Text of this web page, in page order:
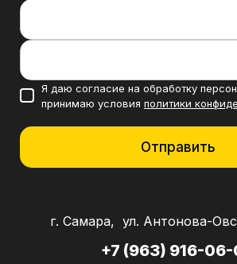
Я даю согласие на обработку
принимаю условия политики
Отправить
г. Самара, ул. Антонова-
+7 (963) 916-